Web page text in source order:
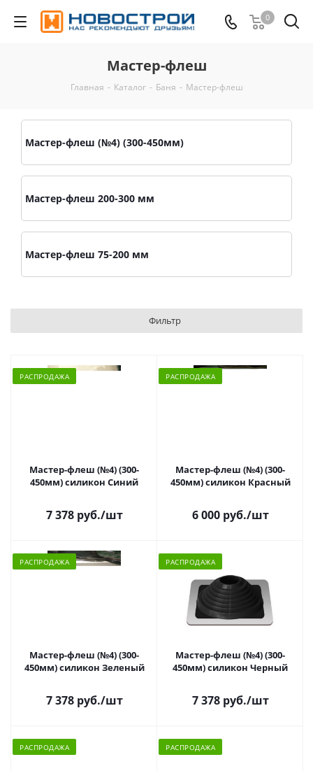
0
Мастер-флеш
Главная - Каталог - Баня - Мастер-флеш
Мастер-флеш (№4) (300-450мм)
Мастер-флеш 200-300 мм
Мастер-флеш 75-200 мм
Фильтр
РАСПРОДАЖА
Мастер-флеш (№4) (300-
450мм) силикон Синий
7 378 руб./шт
РАСПРОДАЖА
Мастер-флеш (№4) (300-
450мм) силикон Красный
6 000 руб./шт
РАСПРОДАЖА
Мастер-флеш (№4) (300-
450мм) силикон Зеленый
7 378 руб./шт
РАСПРОДАЖА
Мастер-флеш (№4) (300-
450мм) силикон Черный
7 378 руб./шт
РАСПРОДАЖА РАСПРОДАЖА